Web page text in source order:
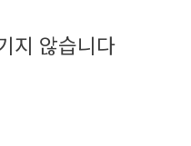
지 않습니다